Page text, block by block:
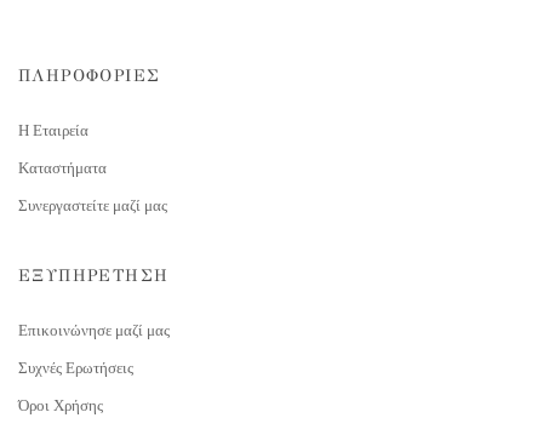
ΠΛΗΡΟΦΟΡΙΕΣ
Η Εταιρεία
Καταστήματα
Συνεργαστείτε μαζί μας
ΕΞΥΠΗΡΕΤΗΣΗ
Επικοινώνησε μαζί μας
Συχνές Ερωτήσεις
Όροι Χρήσης